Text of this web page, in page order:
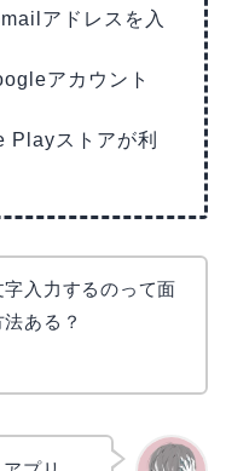
アドレスを入
アカウント
Playストアが利
入力するのって面
ある？